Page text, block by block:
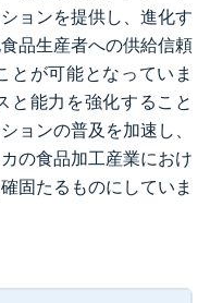
ョンを提供し、進化す
品生産者への供給信頼
とが可能となっていま
と能力を強化すること
ョンの普及を加速し、
の食品加工産業におけ
固たるものにしていま